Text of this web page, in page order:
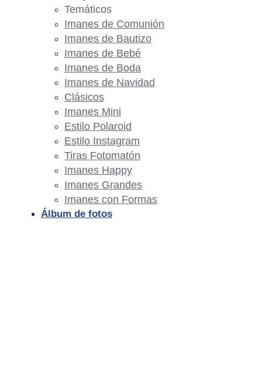
Temáticos
Imanes de Comunión
Imanes de Bautizo
Imanes de Bebé
Imanes de Boda
Imanes de Navidad
Clásicos
Imanes Mini
Estilo Polaroid
Estilo Instagram
Tiras Fotomatón
Imanes Happy
Imanes Grandes
Imanes con Formas
Álbum de fotos